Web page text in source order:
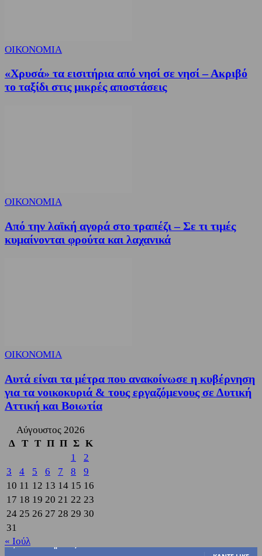
ΟΙΚΟΝΟΜΙΑ
«Χρυσά» τα εισιτήρια από νησί σε νησί – Ακριβό
το ταξίδι στις μικρές αποστάσεις
ΟΙΚΟΝΟΜΙΑ
Από την λαϊκή αγορά στο τραπέζι – Σε τι τιμές
κυμαίνονται φρούτα και λαχανικά
ΟΙΚΟΝΟΜΙΑ
Αυτά είναι τα μέτρα που ανακοίνωσε η κυβέρνηση
για τα νοικοκυριά & τους εργαζόμενους σε Δυτική
Αττική και Βοιωτία
Αύγουστος 2026
Δ
Τ Τ Π Π Σ Κ
1
2
3
4 5 6 7 8
9
10 11 12 13 14 15 16
17 18 19 20 21 22 23
24 25 26 27 28 29 30
31
« Ιούλ
3,822